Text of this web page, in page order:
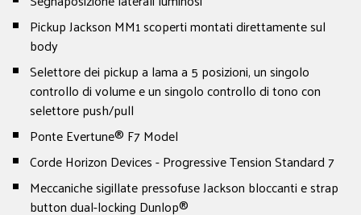
Pickup Jackson MM1 scoperti montati direttamente sul
body
Selettore dei pickup a lama a 5 posizioni, un singolo
controllo di volume e un singolo controllo di tono con
selettore push/pull
Ponte Evertune® F7 Model
Corde Horizon Devices - Progressive Tension Standard 7
Meccaniche sigillate pressofuse Jackson bloccanti e strap
button dual-locking Dunlop®